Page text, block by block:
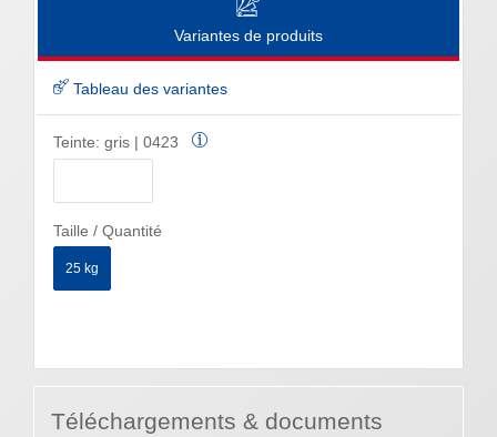
Variantes de produits
Tableau des variantes
Teinte: gris | 0423
Taille / Quantité
25 kg
Téléchargements & documents